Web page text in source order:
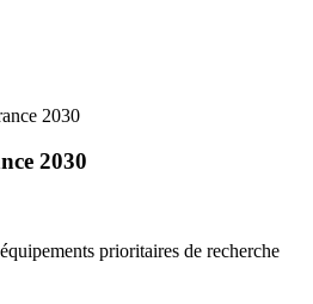
2030
2030
prioritaires de recherche